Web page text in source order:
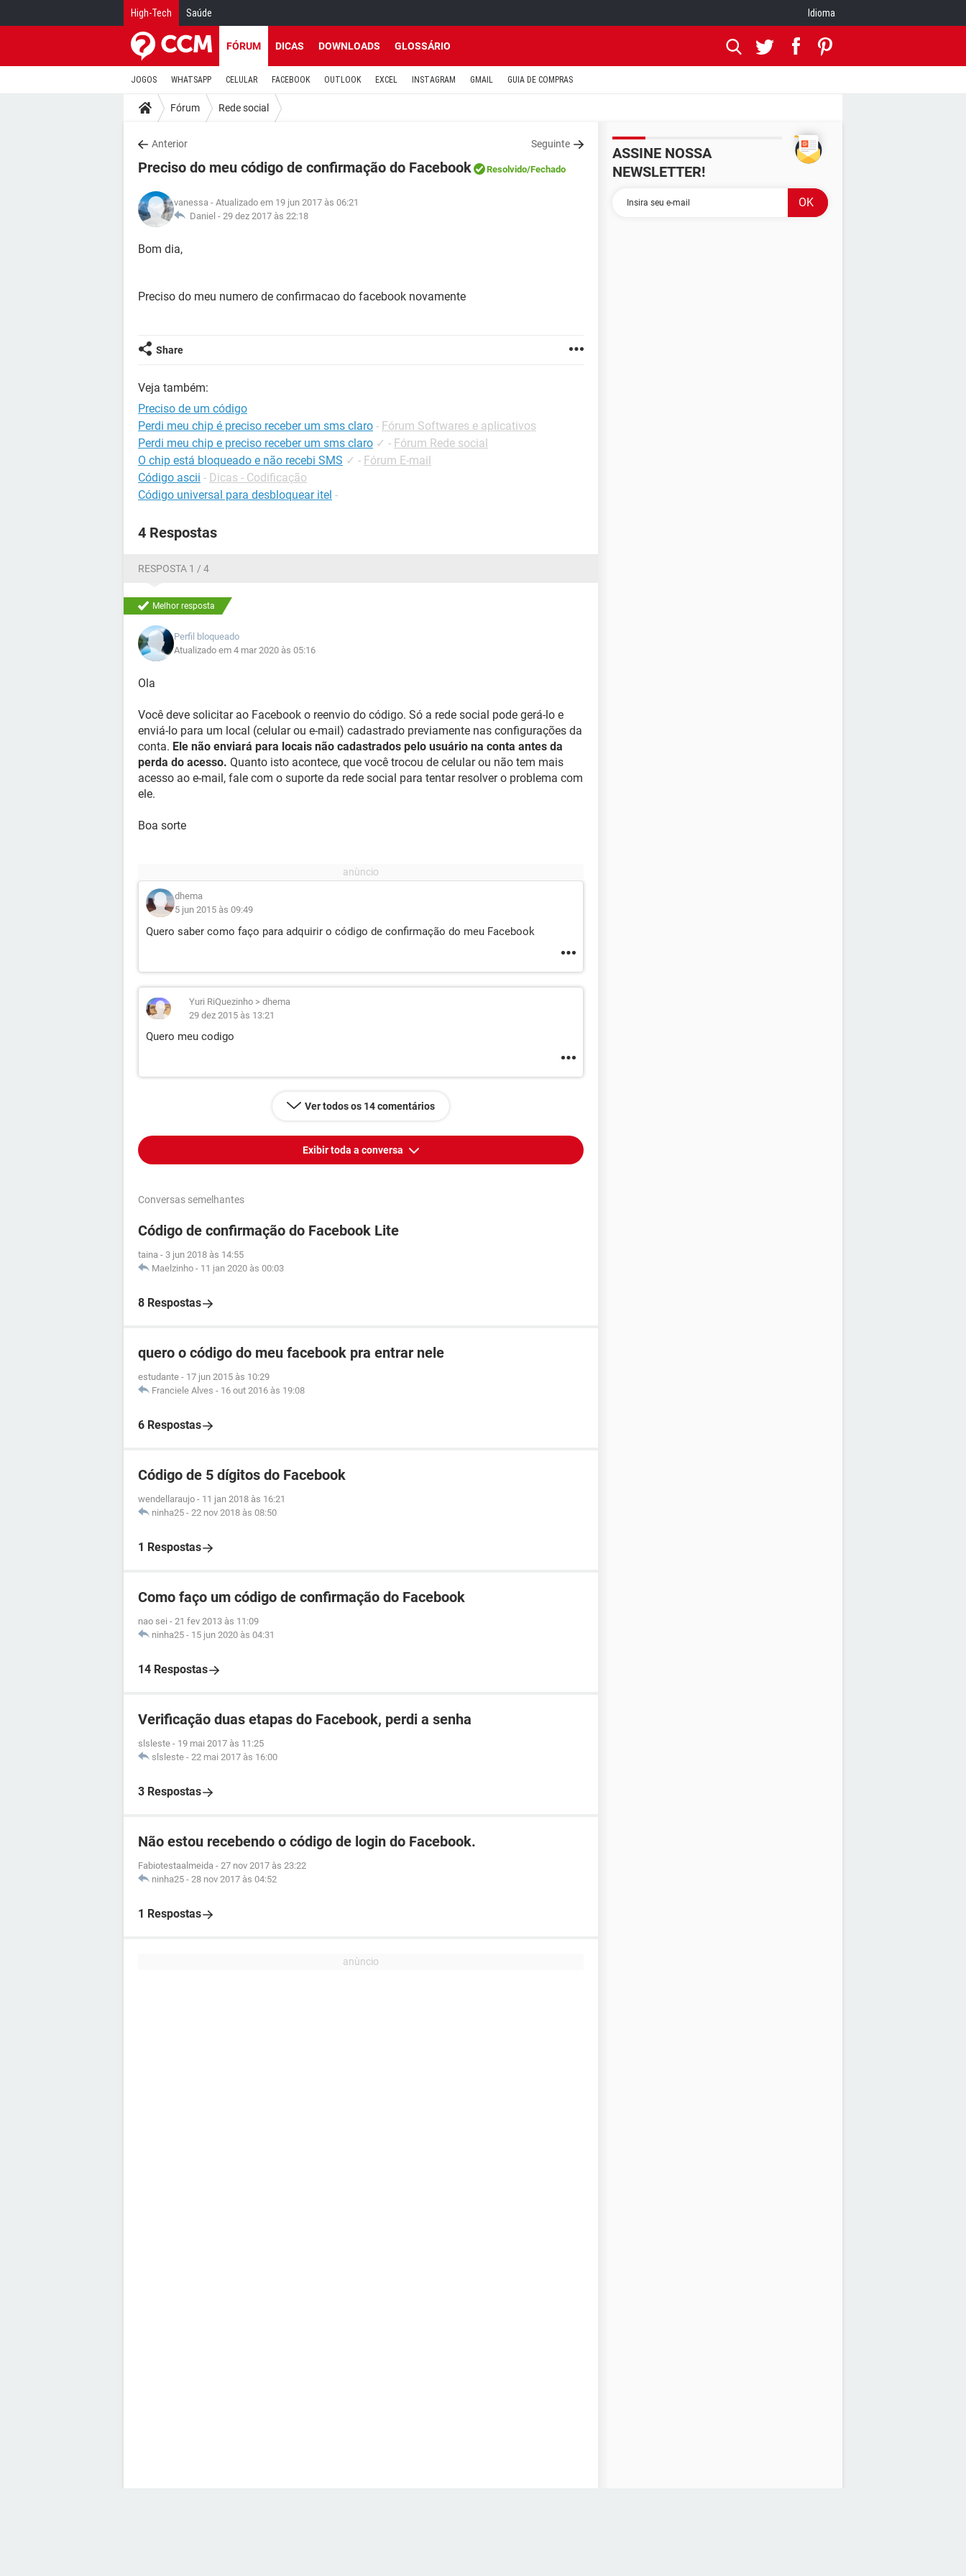
High-Tech Saúde Idioma
FÓRUM DICAS DOWNLOADS GLOSSÁRIO
JOGOS WHATSAPP CELULAR FACEBOOK OUTLOOK EXCEL INSTAGRAM GMAIL GUIA DE COMPRAS
Fórum Rede social
Anterior Seguinte
Preciso do meu código de confirmação do Facebook Resolvido/Fechado
vanessa - Atualizado em 19 jun 2017 às 06:21
Daniel - 29 dez 2017 às 22:18
Bom dia,
Preciso do meu numero de confirmacao do facebook novamente
Share
Veja também:
Preciso de um código
Perdi meu chip é preciso receber um sms claro - Fórum Softwares e aplicativos
Perdi meu chip e preciso receber um sms claro ✓ - Fórum Rede social
O chip está bloqueado e não recebi SMS ✓ - Fórum E-mail
Código ascii - Dicas - Codificação
Código universal para desbloquear itel -
4 Respostas
RESPOSTA 1 / 4
Melhor resposta
Perfil bloqueado
Atualizado em 4 mar 2020 às 05:16
Ola
Você deve solicitar ao Facebook o reenvio do código. Só a rede social pode gerá-lo e
enviá-lo para um local (celular ou e-mail) cadastrado previamente nas configurações da
conta. Ele não enviará para locais não cadastrados pelo usuário na conta antes da
perda do acesso. Quanto isto acontece, que você trocou de celular ou não tem mais
acesso ao e-mail, fale com o suporte da rede social para tentar resolver o problema com
ele.
Boa sorte
dhema
5 jun 2015 às 09:49
Quero saber como faço para adquirir o código de confirmação do meu Facebook
Yuri RiQuezinho > dhema
29 dez 2015 às 13:21
Quero meu codigo
Ver todos os 14 comentários
Exibir toda a conversa
Conversas semelhantes
Código de confirmação do Facebook Lite
taina - 3 jun 2018 às 14:55
Maelzinho - 11 jan 2020 às 00:03
8 Respostas
quero o código do meu facebook pra entrar nele
estudante - 17 jun 2015 às 10:29
Franciele Alves - 16 out 2016 às 19:08
6 Respostas
Código de 5 dígitos do Facebook
wendellaraujo - 11 jan 2018 às 16:21
ninha25 - 22 nov 2018 às 08:50
1 Respostas
Como faço um código de confirmação do Facebook
nao sei - 21 fev 2013 às 11:09
ninha25 - 15 jun 2020 às 04:31
14 Respostas
Verificação duas etapas do Facebook, perdi a senha
slsleste - 19 mai 2017 às 11:25
slsleste - 22 mai 2017 às 16:00
3 Respostas
Não estou recebendo o código de login do Facebook.
Fabiotestaalmeida - 27 nov 2017 às 23:22
ninha25 - 28 nov 2017 às 04:52
1 Respostas
ASSINE NOSSA
NEWSLETTER!